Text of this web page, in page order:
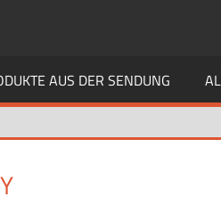
AUS DER SENDUNG